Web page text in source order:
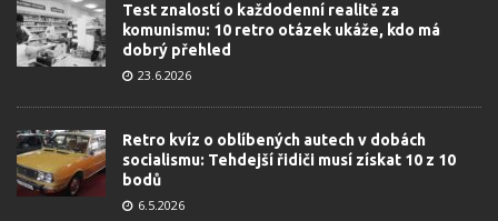
Test znalostí o každodenní realitě za
komunismu: 10 retro otázek ukáže, kdo má
dobrý přehled
23.6.2026
Retro kvíz o oblíbených autech v dobách
socialismu: Tehdejší řidiči musí získat 10 z 10
bodů
6.5.2026